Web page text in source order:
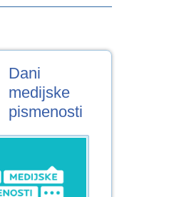
Dani
medijske
pismenosti